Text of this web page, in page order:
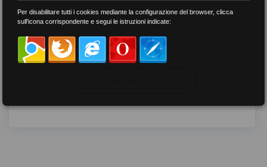
##DS ##FGU ##Gilda
##audoizioni
##autonomia
Per disabilitare tutti i cookies mediante la configurazione del browser, clicca
sull'icona corrispondente e segui le istruzioni indicate: